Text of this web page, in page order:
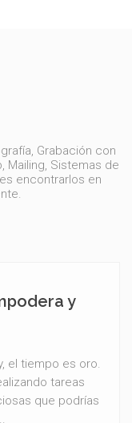
Grabación con
Mailing, Sistemas de
encontrarlos en
y
el tiempo es oro.
tareas
que podrías